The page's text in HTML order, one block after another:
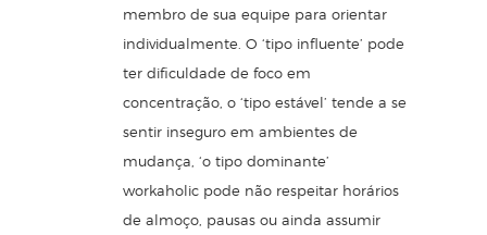
membro de sua equipe para orientar
individualmente. O ‘tipo influente’ pode
ter dificuldade de foco em
concentração, o ‘tipo estável’ tende a se
sentir inseguro em ambientes de
mudança, ‘o tipo dominante’
workaholic pode não respeitar horários
de almoço, pausas ou ainda assumir